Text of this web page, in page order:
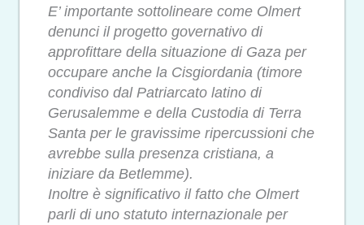
E’ importante sottolineare come Olmert
denunci il progetto governativo di
approfittare della situazione di Gaza per
occupare anche la Cisgiordania (timore
condiviso dal Patriarcato latino di
Gerusalemme e della Custodia di Terra
Santa per le gravissime ripercussioni che
avrebbe sulla presenza cristiana, a
iniziare da Betlemme).
Inoltre è significativo il fatto che Olmert
parli di uno statuto internazionale per